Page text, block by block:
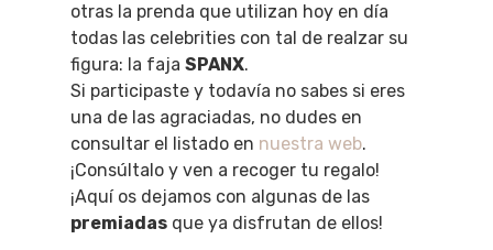
otras la prenda que utilizan hoy en día
todas las celebrities con tal de realzar su
figura: la faja SPANX.
Si participaste y todavía no sabes si eres
una de las agraciadas, no dudes en
consultar el listado en nuestra web.
¡Consúltalo y ven a recoger tu regalo!
¡Aquí os dejamos con algunas de las
premiadas que ya disfrutan de ellos!